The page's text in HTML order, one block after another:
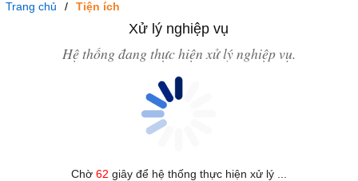
Trang chủ Tiện ích
Xử lý nghiệp vụ
Hệ thống đang thực hiện xử lý nghiệp vụ.
Chờ 62 giây để hệ thống thực hiện xử lý ...